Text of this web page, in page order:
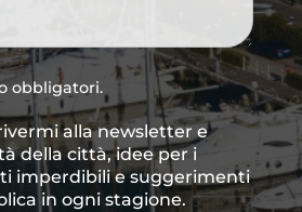
obbligatori.
alla newsletter e
della città, idee per i
imperdibili e suggerimenti
in ogni stagione.